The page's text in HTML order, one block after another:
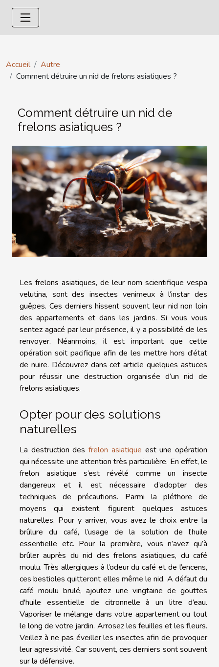
Accueil
Autre
Comment détruire un nid de frelons asiatiques ?
Comment détruire un nid de
frelons asiatiques ?
Les frelons asiatiques, de leur nom scientifique vespa
velutina, sont des insectes venimeux à l’instar des
guêpes. Ces derniers hissent souvent leur nid non loin
des appartements et dans les jardins. Si vous vous
sentez agacé par leur présence, il y a possibilité de les
renvoyer. Néanmoins, il est important que cette
opération soit pacifique afin de les mettre hors d’état
de nuire. Découvrez dans cet article quelques astuces
pour réussir une destruction organisée d’un nid de
frelons asiatiques.
Opter pour des solutions
naturelles
La destruction desfrelon asiatique est une opération
qui nécessite une attention très particulière. En effet, le
frelon asiatique s’est révélé comme un insecte
dangereux et il est nécessaire d’adopter des
techniques de précautions. Parmi la pléthore de
moyens qui existent, figurent quelques astuces
naturelles. Pour y arriver, vous avez le choix entre la
brûlure du café, l’usage de la solution de l’huile
essentielle etc. Pour la première, vous n’avez qu’à
brûler auprès du nid des frelons asiatiques, du café
moulu. Très allergiques à l’odeur du café et de l’encens,
ces bestioles quitteront elles même le nid. A défaut du
café moulu brulé, ajoutez une vingtaine de gouttes
d'huile essentielle de citronnelle à un litre d’eau.
Vaporiser le mélange dans votre appartement ou tout
le long de votre jardin. Arrosez les feuilles et les fleurs.
Veillez à ne pas éveiller les insectes afin de provoquer
leur agressivité. Car souvent, ces derniers sont souvent
sur la défensive.